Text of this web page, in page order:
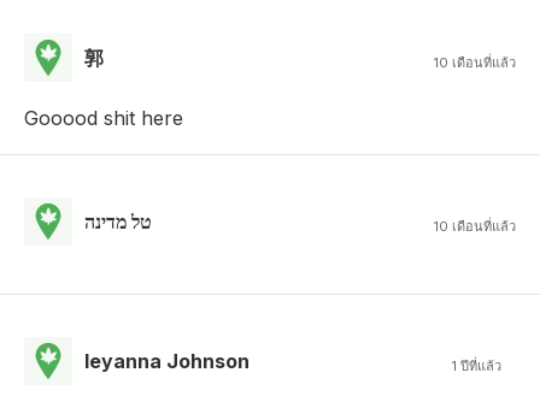
郭 10 เดือนที่แล้ว
Gooood shit here
טל מדינה 10 เดือนที่แล้ว
Ieyanna Johnson 1 ปีที่แล้ว